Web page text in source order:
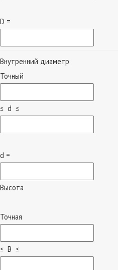
D =
Внутренний диаметр
Точный
≤ d ≤
d =
Высота
Точная
≤ B ≤